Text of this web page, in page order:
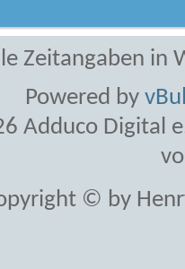
Zeitangaben in
Powered by
Adduco Digital
© by